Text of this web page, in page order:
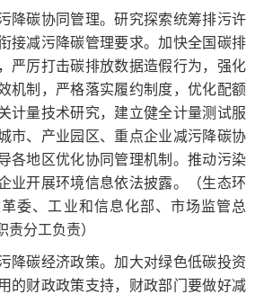
降碳协同管理。研究探索统筹排污许
接减污降碳管理要求。加快全国碳排
严厉打击碳排放数据造假行为，强化
机制，严格落实履约制度，优化配额
计量技术研究，建立健全计量测试服
市、产业园区、重点企业减污降碳协
各地区优化协同管理机制。推动污染
业开展环境信息依法披露。（生态环
委、工业和信息化部、市场监管总
责分工负责）
降碳经济政策。加大对绿色低碳投资
的财政政策支持，财政部门要做好减